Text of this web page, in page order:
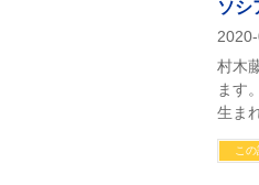
ソシ
村木
ます
生ま
こ